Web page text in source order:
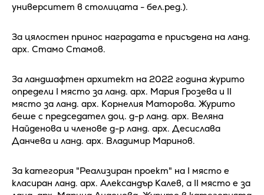
университет в столицата - бел.ред.).
За цялостен принос наградата е присъдена на ланд.
арх. Стамо Стамов.
За ландшафтен архитект на 2022 година журито
определи I място за ланд. арх. Мария Грозева и II
място за ланд. арх. Корнелия Маторова. Журито
беше с председател доц. д-р ланд. арх. Веляна
Найденова и членове д-р ланд. арх. Десислава
Данчева и ланд. арх. Владимир Маринов.
За категория "Реализиран проект" на I място е
класиран ланд. арх. Александър Калев, а II място е за